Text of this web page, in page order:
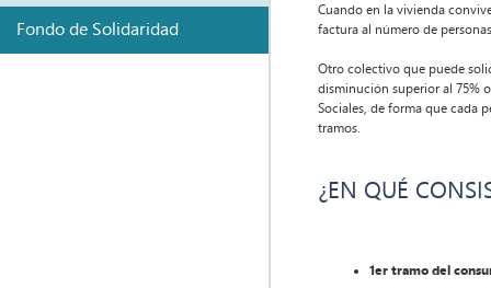
Fondo de Solidaridad
Cuando en la vivienda
factura al número de
Otro colectivo que puede
disminución superior al 75%
Sociales, de forma que cada
tramos.
¿EN QUÉ
1er tramo del